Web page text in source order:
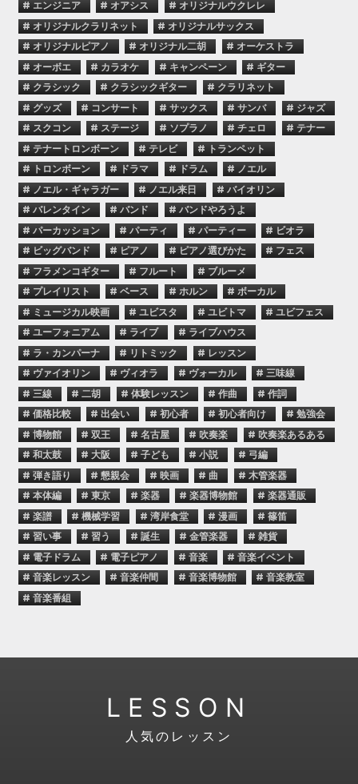
# エンジニア # オアシス
# オリジナルウクレレ
# オリジナルクラリネット
# オリジナルサックス
# オリジナルピアノ
# オリジナル二胡
# オーケストラ
# オーボエ
# カラオケ # キャンペーン
# ギター
# クラシック
# クラシックギター
# クラリネット
# グッズ
# コンサート # サックス # サンバ
# ジャズ
# スクコン
# ステージ # ソプラノ # チェロ
# テナー
# テナートロンボーン
# テレビ
# トランペット
# トロンボーン
# ドラマ # ドラム
# ノエル
# ノエル・ギャラガー
# ノエル来日
# バイオリン
# バレンタイン
# バンド
# バンドやろうよ
# パーカッション
# パーティ # パーティー
# ビオラ
# ビッグバンド
# ピアノ # ピアノ選びかた
# フェス
# フラメンコギター
# フルート
# ブルーメ
# プレイリスト
# ベース # ホルン
# ボーカル
# ミュージカル映画
# ユビスタ # ユビトマ
# ユビフェス
# ユーフォニアム
# ライブ
# ライブハウス
# ラ・カンパーナ
# リトミック
# レッスン
# ヴァイオリン
# ヴィオラ # ヴォーカル
# 三味線
# 三線
# 二胡 # 体験レッスン # 作曲
# 作詞
# 価格比較
# 出会い # 初心者 # 初心者向け
# 勉強会
# 博物館
# 双王 # 名古屋 # 吹奏楽
# 吹奏楽あるある
# 和太鼓
# 大阪 # 子ども # 小説
# 弓編
# 弾き語り
# 懇親会 # 映画 # 曲
# 木管楽器
# 本体編
# 東京 # 楽器 # 楽器博物館
# 楽器通販
# 楽譜
# 機械学習 # 湾岸食堂 # 漫画
# 篠笛
# 習い事
# 習う # 誕生 # 金管楽器
# 雑貨
# 電子ドラム
# 電子ピアノ # 音楽
# 音楽イベント
# 音楽レッスン
# 音楽仲間 # 音楽博物館
# 音楽教室
# 音楽番組
LESSON
人気のレッスン